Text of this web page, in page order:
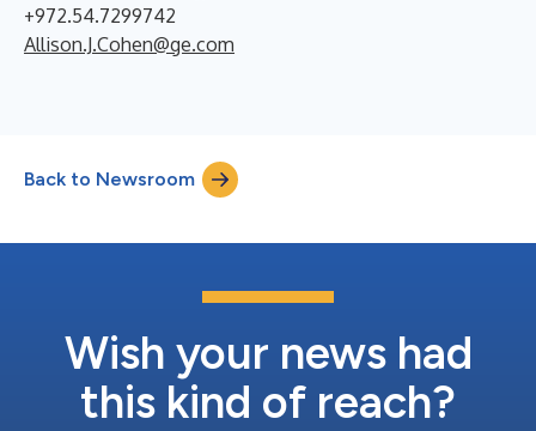
+972.54.7299742
Allison.J.Cohen@ge.com
Back to Newsroom
Wish your news had
this kind of reach?